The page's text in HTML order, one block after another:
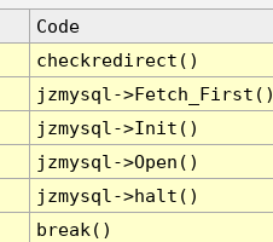
Code
checkredirect()
jzmysql-
jzmysql->Init()
jzmysql->Open()
jzmysql->halt()
break()